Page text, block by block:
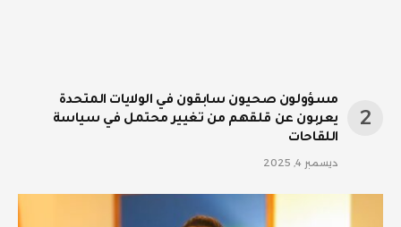
مسؤولون صحيون سابقون في الولايات المتحدة
يعربون عن قلقهم من تغيير محتمل في سياسة
اللقاحات
ديسمبر 4, 2025